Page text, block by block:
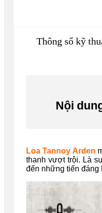
Thông số kỹ
Nội
Loa Tannoy Arden
thanh vượt trội. Là
đến những tiến đáng